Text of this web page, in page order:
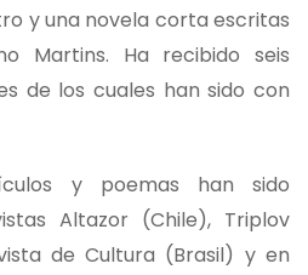
y una novela corta escritas
Martins. Ha recibido seis
de los cuales han sido con
y poemas han sido
Altazor (Chile), Triplov
de Cultura (Brasil) y en